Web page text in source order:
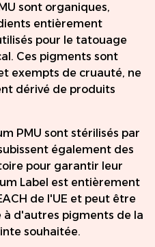
sont organiques,
entièrement
pour le tatouage
Ces pigments sont
exempts de cruauté, ne
dérivé de produits
PMU sont stérilisés par
également des
pour garantir leur
Label est entièrement
de l'UE et peut être
d'autres pigments de la
souhaitée.